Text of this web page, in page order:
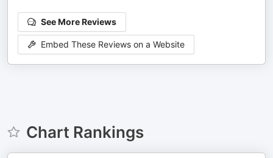
See More Reviews
Embed These Reviews on a Website
Chart Rankings